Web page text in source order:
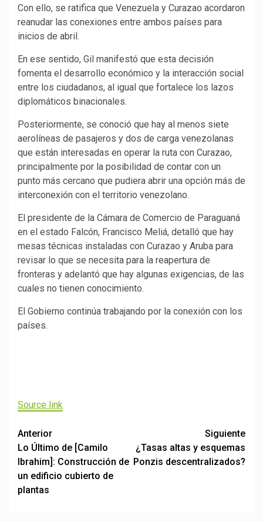
Con ello, se ratifica que Venezuela y Curazao acordaron
reanudar las conexiones entre ambos países para
inicios de abril.
En ese sentido, Gil manifestó que esta decisión
fomenta el desarrollo económico y la interacción social
entre los ciudadanos, al igual que fortalece los lazos
diplomáticos binacionales.
Posteriormente, se conoció que hay al menos siete
aerolíneas de pasajeros y dos de carga venezolanas
que están interesadas en operar la ruta con Curazao,
principalmente por la posibilidad de contar con un
punto más cercano que pudiera abrir una opción más de
interconexión con el territorio venezolano.
El presidente de la Cámara de Comercio de Paraguaná
en el estado Falcón, Francisco Meliá, detalló que hay
mesas técnicas instaladas con Curazao y Aruba para
revisar lo que se necesita para la reapertura de
fronteras y adelantó que hay algunas exigencias, de las
cuales no tienen conocimiento.
El Gobierno continúa trabajando por la conexión con los
países.
Source link
Post
navigation
Anterior
Lo Último de [Camilo
Ibrahim]: Construcción de
un edificio cubierto de
plantas
Siguiente
¿Tasas altas y esquemas
Ponzis descentralizados?